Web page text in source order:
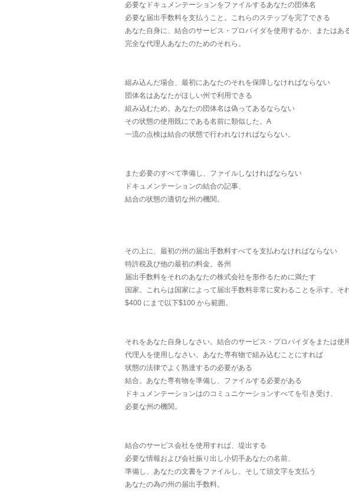
必要なドキュメンテーションをファイルするあなたの団体名
必要な届出手数料を支払うこと。これらのステップを完了できる
あなた自身に、結合のサービス・プロバイダを使用するか、またはあ
完全な代理人あなたのためのそれら。
組み込んだ場合、最初にあなたのそれを保障しなければならない
団体名はあなたがほしい州で利用できる
組み込むため。あなたの団体名は偽ってあるならない
その状態の使用既にである名前に類似した。A
一流の点検は結合の状態で行われなければならない。
また必要のすべて準備し、ファイルしなければならない
ドキュメンテーションの結合の記事、
結合の状態の適切な州の機関。
その上に、最初の州の届出手数料すべてを支払わなければならない
特許税及び他の最初の料金。各州
届出手数料をそれのあなたの株式会社を形作るために満たす
国家。これらは国家によって届出手数料非常に変わることを示す。そ
$400 にまで以下$100 から範囲。
それをあなた自身しなさい。結合のサービス・プロバイダをまたは使
代理人を使用しなさい。あなた専有物で組み込むことにすれば
状態の法律でよく熟達するの必要がある
結合。あなた専有物を準備し、ファイルする必要がある
ドキュメンテーションはのコミュニケーションすべてを引き受け、
必要な州の機関。
結合のサービス会社を使用すれば、堤出する
必要な情報および会社振り出し小切手あなたの名前、
準備し、あなたの文書をファイルし、そして頭文字を支払う
あなたの為の州の届出手数料。